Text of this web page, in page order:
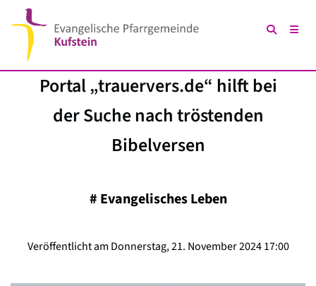
Portal „trauervers.de“ hilft bei
der Suche nach tröstenden
Bibelversen
# Evangelisches Leben
Veröffentlicht am Donnerstag, 21. November 2024 17:00